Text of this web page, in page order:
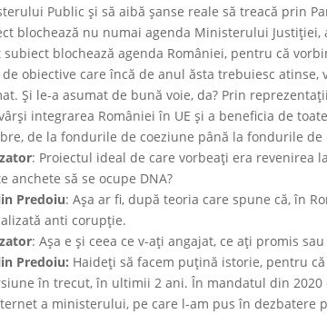
Public şi să aibă şanse reale să treacă prin
blochează nu numai agenda Ministerului Justiţiei,
subiect blochează agenda României, pentru că
obiective care încă de anul ăsta trebuiesc
Și le-a asumat de bună voie, da? Prin
integrarea României în UE şi a beneficia de
de la fondurile de coeziune până la fondurile
: Proiectul ideal de care vorbeaţi era revenirea
anchete să se ocupe DNA?
Predoiu: Aşa ar fi, după teoria care spune că, în
anti corupţie.
: Aşa e şi ceea ce v-aţi angajat, ce aţi promis
Predoiu: Haideţi să facem puţină istorie, pentru
în trecut, în ultimii 2 ani. În mandatul din
a ministerului, pe care l-am pus în dezbatere